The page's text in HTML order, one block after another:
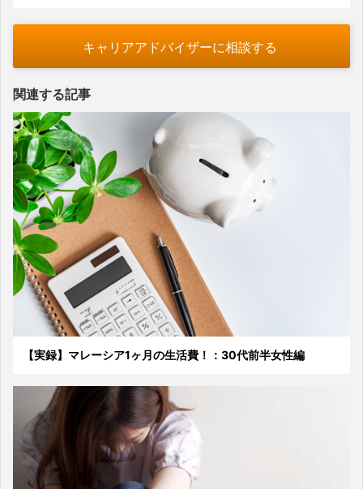
キャリアアドバイザーに相談する
関連する記事
【実録】マレーシア1ヶ月の生活費！：30代前半女性編